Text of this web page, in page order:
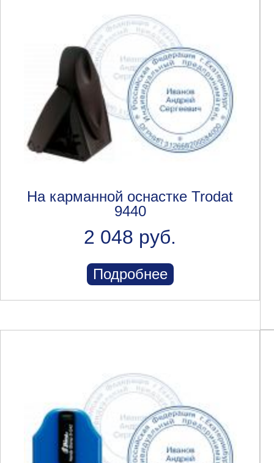
На карманной оснастке Trodat
9440
2 048 руб.
Подробнее